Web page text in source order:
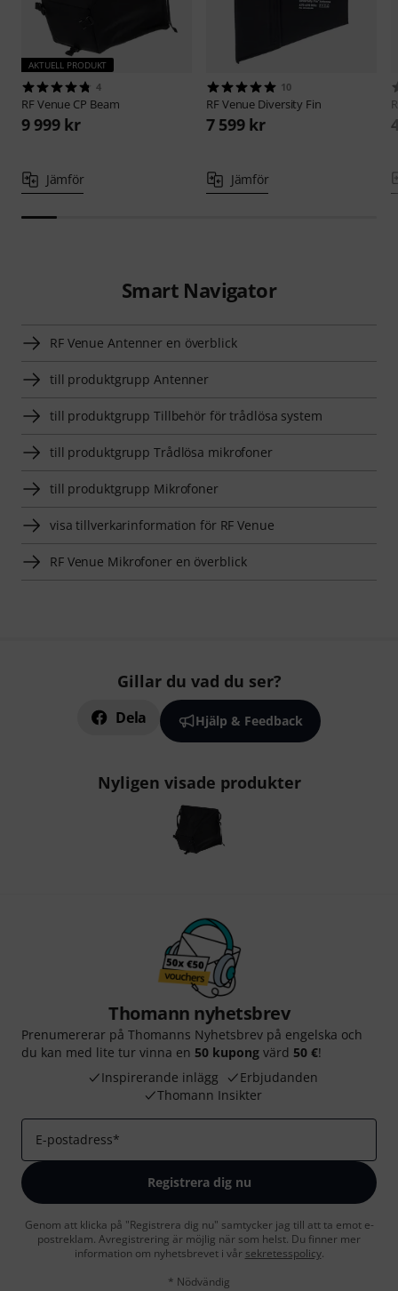
AKTUELL PRODUKT
4
RF Venue CP Beam
9 999 kr
Jämför
10
RF Venue Diversity Fin
7 599 kr
Jämför
Smart Navigator
RF Venue Antenner en överblick
till produktgrupp Antenner
till produktgrupp Tillbehör för trådlösa system
till produktgrupp Trådlösa mikrofoner
till produktgrupp Mikrofoner
visa tillverkarinformation för RF Venue
RF Venue Mikrofoner en överblick
Gillar du vad du ser?
Dela Hjälp & Feedback
Nyligen visade produkter
Thomann nyhetsbrev
Prenumererar på Thomanns Nyhetsbrev på engelska och
du kan med lite tur vinna en 50 kupong värd 50 €!
Inspirerande inlägg
Erbjudanden
Thomann Insikter
E-postadress*
Registrera dig nu
Genom att klicka på "Registrera dig nu" samtycker jag till att ta emot e-
postreklam. Avregistrering är möjlig när som helst. Du finner mer
information om nyhetsbrevet i vår sekretesspolicy.
* Nödvändig